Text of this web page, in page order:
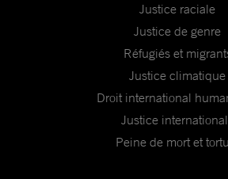
Justice raciale
Justice de genre
Réfugiés et
Justice climatique
Droit international
Justice
Peine de mort et